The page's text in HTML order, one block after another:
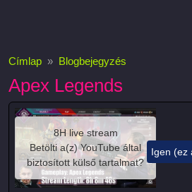
Címlap Blogbejegyzés
Apex Legends
8H live stream
Betölti a(z)YouTubeáltal
biztosított külső tartalmat?
Igen (ez